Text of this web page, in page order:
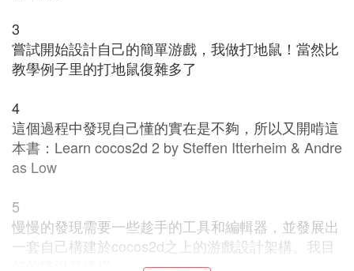
3
嘗試開始設計自己的簡單游戲，我做打地鼠！當然比
教學例子里的打地鼠復雜多了
4
這個過程中發現自己懂的實在是不夠，所以又開啃這
本書：Learn cocos2d 2 by Steffen Itterheim & Andre
as Low
5
慢慢的發現需要一些趁手的工具和編輯器，並發展出
一套自己構建於cocos2d之上的游戲設計架構。我目